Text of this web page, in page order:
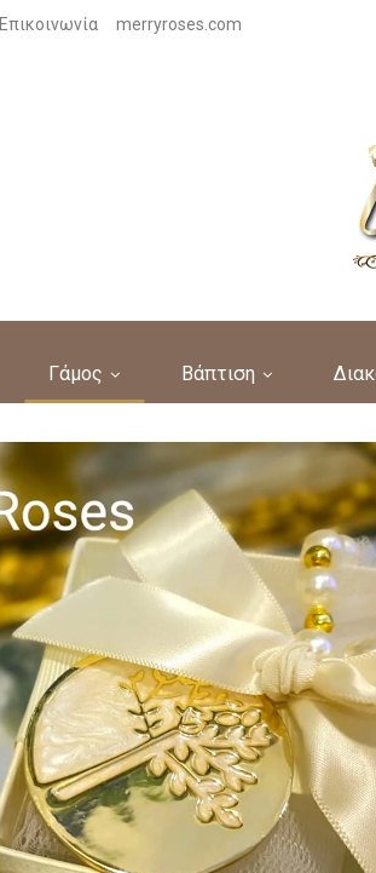
Επικοινωνία merryroses.com
Γάμος Βάπτιση